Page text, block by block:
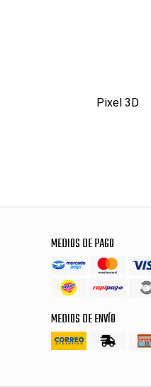
Pixel 3D
MEDIOS DE PAGO
MEDIOS DE ENVÍO